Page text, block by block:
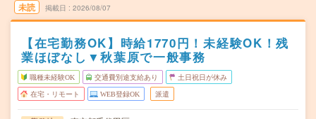
未読 掲載日 2026/08/07
【在宅勤務OK】時給1770円！未経験OK！残
業ほぼなし▼秋葉原で一般事務
職種未経験OK 交通費別途支給あり 土日祝日が休み
在宅・リモート WEB登録OK 派遣